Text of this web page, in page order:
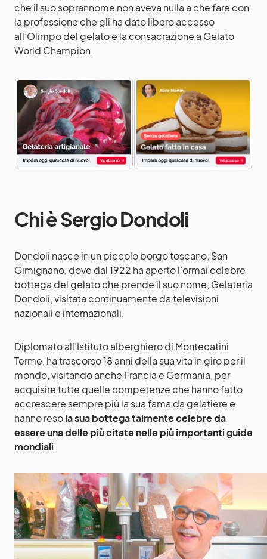
che il suo soprannome non aveva nulla a che fare con
la professione che gli ha dato libero accesso
all’Olimpo del gelato e la consacrazione a Gelato
World Champion.
Chi è Sergio Dondoli
Dondoli nasce in un piccolo borgo toscano, San
Gimignano, dove dal 1922 ha aperto l’ormai celebre
bottega del gelato che prende il suo nome, Gelateria
Dondoli, visitata continuamente da televisioni
nazionali e internazionali.
Diplomato all’Istituto alberghiero di Montecatini
Terme, ha trascorso 18 anni della sua vita in giro per il
mondo, visitando anche Francia e Germania, per
acquisire tutte quelle competenze che hanno fatto
accrescere sempre più la sua fama da gelatiere e
hanno resola sua bottega talmente celebre da
essere una delle più citate nelle più importanti guide
mondiali.